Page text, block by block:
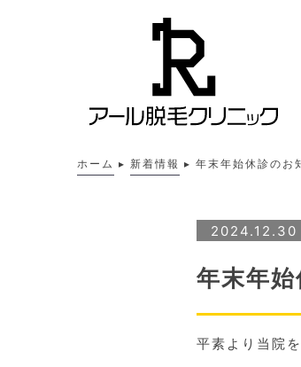
ホーム ▸ 新着情報 ▸ 年末年始休診のお
2024.12.30
年末年
平素より当院